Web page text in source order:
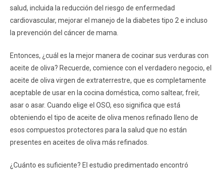
salud, incluida la reducción del riesgo de enfermedad
cardiovascular, mejorar el manejo de la diabetes tipo 2 e incluso
la prevención del cáncer de mama.
Entonces, ¿cuál es la mejor manera de cocinar sus verduras con
aceite de oliva? Recuerde, comience con el verdadero negocio, el
aceite de oliva virgen de extraterrestre, que es completamente
aceptable de usar en la cocina doméstica, como saltear, freír,
asar o asar. Cuando elige el OSO, eso significa que está
obteniendo el tipo de aceite de oliva menos refinado lleno de
esos compuestos protectores para la salud que no están
presentes en aceites de oliva más refinados.
¿Cuánto es suficiente? El estudio predimentado encontró